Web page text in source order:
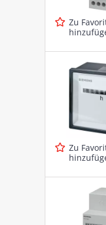
Zu
Zu